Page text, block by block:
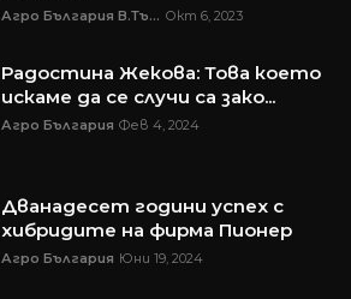
Агро България В.Тъ... Окт 6, 2023
Радостина Жекова: Това което
искаме да се случи са зако...
Агро България Фев 4, 2024
Дванадесет години успех с
хибридите на фирма Пионер
Агро България Юни 19, 2024